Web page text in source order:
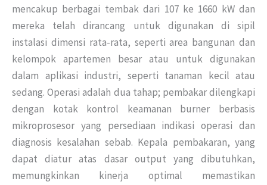
mencakup berbagai tembak dari 107 ke 1660 kW dan
mereka telah dirancang untuk digunakan di sipil
instalasi dimensi rata-rata, seperti area bangunan dan
kelompok apartemen besar atau untuk digunakan
dalam aplikasi industri, seperti tanaman kecil atau
sedang. Operasi adalah dua tahap; pembakar dilengkapi
dengan kotak kontrol keamanan burner berbasis
mikroprosesor yang persediaan indikasi operasi dan
diagnosis kesalahan sebab. Kepala pembakaran, yang
dapat diatur atas dasar output yang dibutuhkan,
memungkinkan kinerja optimal memastikan